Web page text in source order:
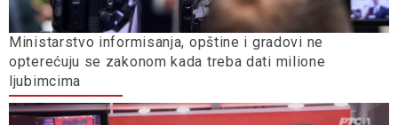
Ministarstvo informisanja, opštine i gradovi ne
opterećuju se zakonom kada treba dati milione
ljubimcima